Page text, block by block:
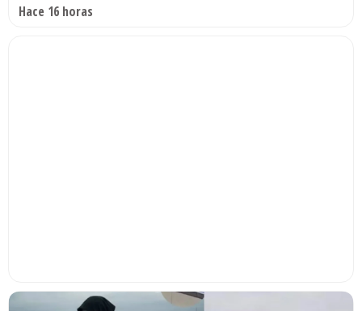
Hace 16 horas